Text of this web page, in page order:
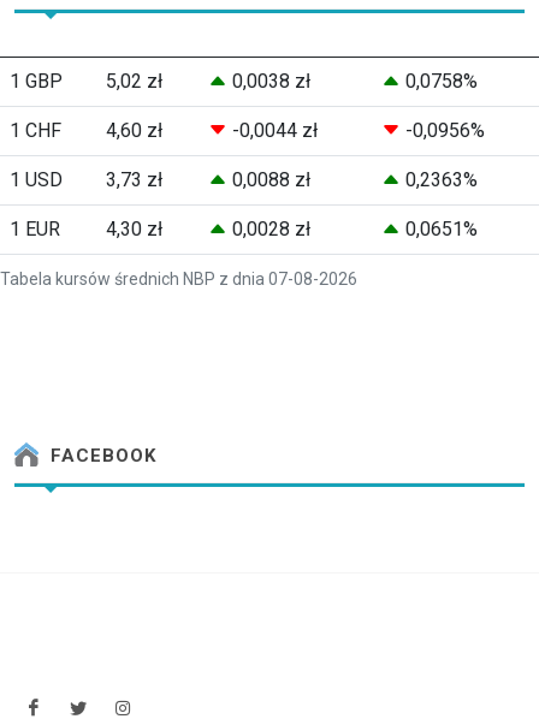
Tabela kursów średnich NBP z dnia 07-08-2026
1 GBP 5,02 zł 0,0038 zł 0,0758%
1 CHF 4,60 zł -0,0044 zł -0,0956%
1 USD 3,73 zł 0,0088 zł 0,2363%
1 EUR 4,30 zł 0,0028 zł 0,0651%
FACEBOOK